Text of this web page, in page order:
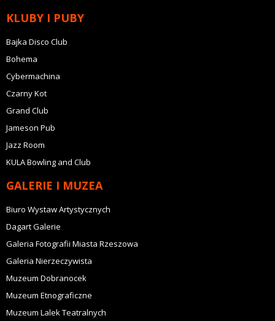
KLUBY I PUBY
Bajka Disco Club
Bohema
Cybermachina
Czarny Kot
Grand Club
Jameson Pub
Jazz Room
KULA Bowling and Club
GALERIE I MUZEA
Biuro Wystaw Artystycznych
Dagart Galerie
Galeria Fotografii Miasta Rzeszowa
Galeria Nierzeczywista
Muzeum Dobranocek
Muzeum Etnograficzne
Muzeum Lalek Teatralnych